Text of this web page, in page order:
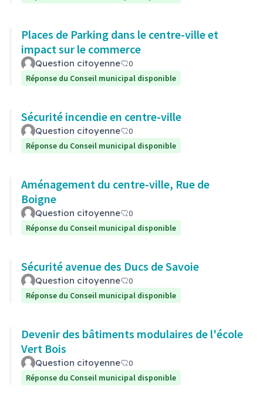
Places de Parking dans le centre-ville et
impact sur le commerce
Question citoyenne
0
Réponse du Conseil municipal disponible
Sécurité incendie en centre-ville
Question citoyenne
0
Réponse du Conseil municipal disponible
Aménagement du centre-ville, Rue de
Boigne
Question citoyenne
0
Réponse du Conseil municipal disponible
Sécurité avenue des Ducs de Savoie
Question citoyenne
0
Réponse du Conseil municipal disponible
Devenir des bâtiments modulaires de l'école
Vert Bois
Question citoyenne
0
Réponse du Conseil municipal disponible